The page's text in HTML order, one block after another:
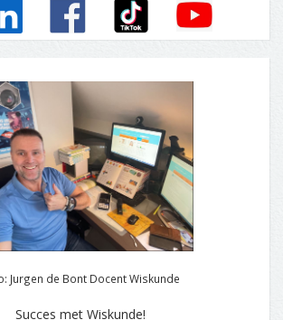
Jurgen de Bont Docent Wiskunde
Succes met Wiskunde!